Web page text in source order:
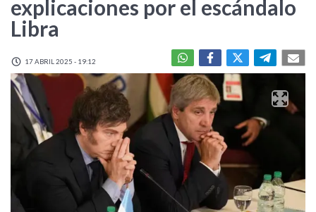
explicaciones por el escándalo
Libra
17 ABRIL 2025 - 19:12